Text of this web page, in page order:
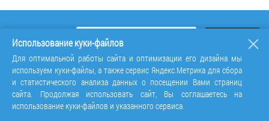
Использование куки-файлов
Для оптимальной работы сайта и оптимизации его дизайна мы
используем куки-файлы, а также сервис Яндекс.Метрика для сбора
и статистического анализа данных о посещении Вами страниц
сайта. Продолжая использовать сайт, Вы соглашаетесь на
использование куки-файлов и указанного сервиса.